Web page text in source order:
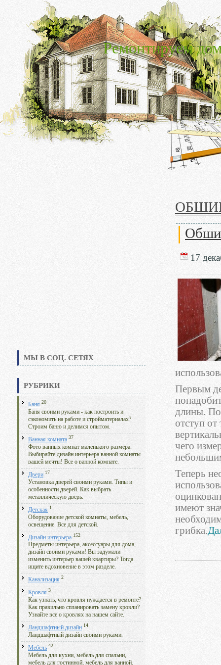
Ремонтируем
МЫ В СОЦ. СЕТЯХ
РУБРИКИ
Баня 20
Баня своими руками - как построить и
сэкономить на работе и стройматериалах?
Строим баню и делимся опытом.
Ванная комната 37
Фото ванных комнат маленького размера.
Выбирайте дизайн интерьера ванной комнаты
вашей мечты! Все о ванной комнате.
Двери 17
Установка дверей своими руками. Типы и
особенности дверей. Как выбрать
металлическую дверь.
Детская 1
Оборудование детской комнаты, мебель,
освещение. Все для детской.
Дизайн интерьера 152
Предметы интерьера, аксессуары для дома,
дизайн своими руками! Вы задумали
изменить интерьер вашей квартиры? Тогда
ищите вдохновение в этом разделе.
Канализация 2
Кровля 3
Как узнать, что кровля нуждается в ремонте?
Как правильно спланировать замену кровли?
Узнайте все о кровлях на нашем сайте.
Ландшафтный дизайн 14
Ландшафтный дизайн своими руками.
Мебель 42
Мебель для кухни, мебель для спальни,
мебель для гостинной, мебель для ванной.
17
Первым
длины.
отступ от
чего
Теперь
имеют
грибка.